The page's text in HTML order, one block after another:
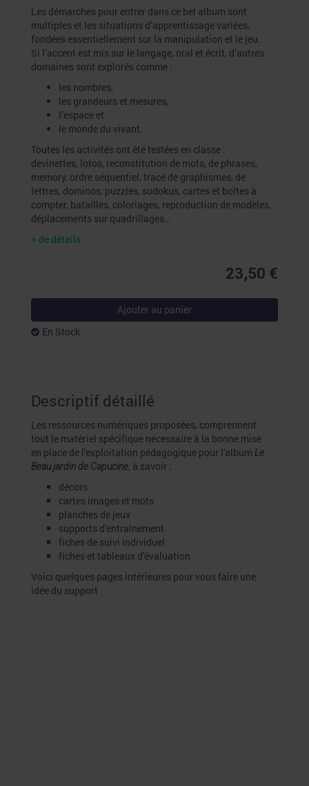
Les démarches pour entrer dans ce bel album sont
multiples et les situations d’apprentissage variées,
fondées essentiellement sur la manipulation et le jeu.
Si l’accent est mis sur le langage, oral et écrit, d’autres
domaines sont explorés comme :
les nombres,
les grandeurs et mesures,
l’espace et
le monde du vivant.
Toutes les activités ont été testées en classe :
devinettes, lotos, reconstitution de mots, de phrases,
memory, ordre séquentiel, tracé de graphismes, de
lettres, dominos, puzzles, sudokus, cartes et boîtes à
compter, batailles, coloriages, reproduction de modèles,
déplacements sur quadrillages…
+ de détails
23,50 €
Ajouter au panier
En Stock
Descriptif détaillé
Les ressources numériques proposées, comprennent
tout le matériel spécifique nécessaire à la bonne mise
en place de l'exploitation pédagogique pour l'album Le
Beau jardin de Capucine, à savoir :
décors
cartes images et mots
planches de jeux
supports d'entraînement
fiches de suivi individuel
fiches et tableaux d'évaluation
Voici quelques pages intérieures pour vous faire une
idée du support